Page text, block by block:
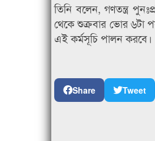
তিনি বলেন, গণতন্ত্র
থেকে শুক্রবার ভোর ৬টা
এই কর্মসূচি পালন করবে।
Share Tweet